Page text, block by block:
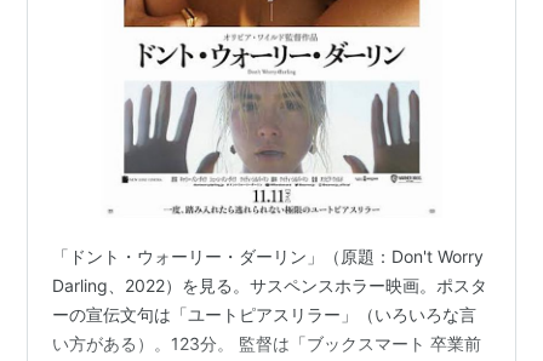
「ドント・ウォーリー・ダーリン」（原題：Don't Worry
Darling、2022）を見る。サスペンスホラー映画。ポスタ
ーの宣伝文句は「ユートピアスリラー」（いろいろな言
い方がある）。123分。 監督は「ブックスマート 卒業前